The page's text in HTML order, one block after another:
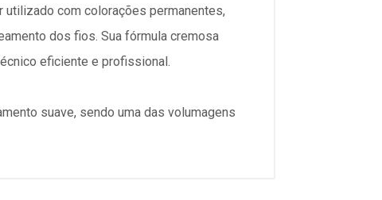
utilizado com colorações permanentes,
dos fios. Sua fórmula cremosa
eficiente e profissional.
suave, sendo uma das volumagens